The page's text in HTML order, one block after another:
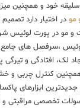
خود و همچنین
مو در اختیار دارد
مو در پورت لوئیس
،سرفصل های جامع و
لک، افتادگی و
همچنین کنترل چربی
جدیدترین ابزارهای
تخصصی مراقبتی